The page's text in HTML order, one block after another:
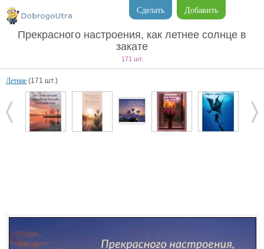
Добавить
Сделать
Прекрасного настроения, как летнее солнце в
закате
171 шт.
Летние (171 шт.)